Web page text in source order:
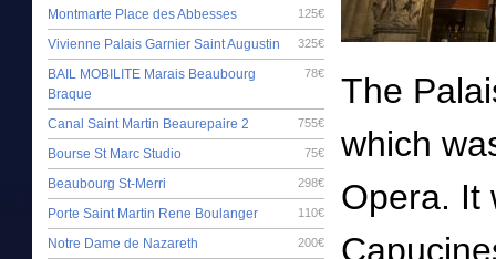
125€
Montmarte Place des Abbesses
325€
Vivienne Palais Garnier Saint Augustin
78€
BAIL MOBILITE Marais Beaubourg
Braque
755€
Canal Saint Martin Beaurepaire 2
75€
Bourse St Marc Studio
298€
Beaubourg St-Merri
110€
Porte Saint Martin Rene Boulanger
200€
Notre Dame de Nazareth
The
which
Opera. It